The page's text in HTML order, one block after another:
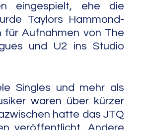
eingespielt, ehe die
Taylors Hammond-
für Aufnahmen von The
und U2 ins Studio
Singles und mehr als
waren über kürzer
hatte das JTQ